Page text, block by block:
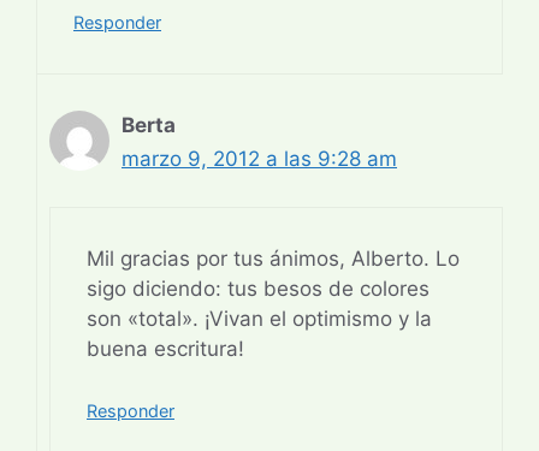
Responder
Berta
marzo 9, 2012 a las 9:28 am
Mil gracias por tus ánimos, Alberto. Lo
sigo diciendo: tus besos de colores
son «total». ¡Vivan el optimismo y la
buena escritura!
Responder